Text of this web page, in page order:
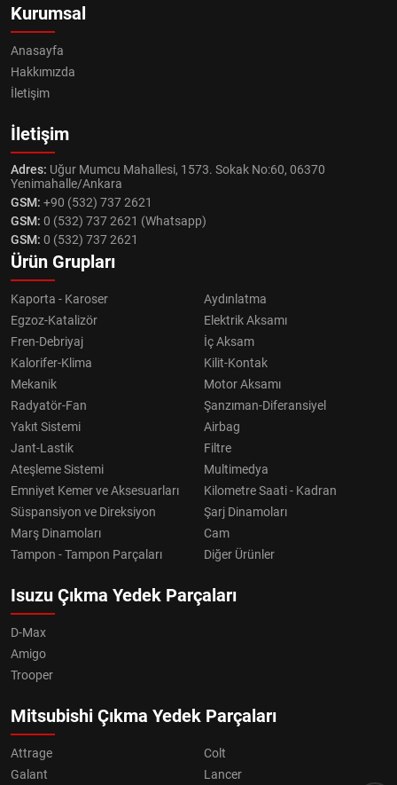
Kurumsal
Anasayfa
Hakkımızda
İletişim
İletişim
Adres: Uğur Mumcu Mahallesi, 1573. Sokak No:60, 06370
Yenimahalle/Ankara
GSM: +90 (532) 737 2621
GSM: 0 (532) 737 2621 (Whatsapp)
GSM: 0 (532) 737 2621
Ürün Grupları
Kaporta - Karoser
Aydınlatma
Egzoz-Katalizör
Elektrik Aksamı
Fren-Debriyaj
İç Aksam
Kalorifer-Klima
Kilit-Kontak
Mekanik
Motor Aksamı
Radyatör-Fan
Şanzıman-Diferansiyel
Yakıt Sistemi
Airbag
Jant-Lastik
Filtre
Ateşleme Sistemi
Multimedya
Emniyet Kemer ve Aksesuarları
Kilometre Saati - Kadran
Süspansiyon ve Direksiyon
Şarj Dinamoları
Marş Dinamoları
Cam
Tampon - Tampon Parçaları
Diğer Ürünler
Isuzu Çıkma Yedek Parçaları
D-Max
Amigo
Trooper
Mitsubishi Çıkma Yedek Parçaları
Attrage
Colt
Galant
Lancer